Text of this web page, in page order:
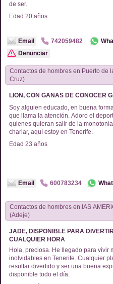
de ser.
Edad 20 años
Email 742059482
Denunciar
Contactos de hombres en Puerto de la Cruz
Cruz)
LION, CON GANAS DE CONOCER
Soy alguien educado, en buena
que llama la atención. Adoro el
quienes quieran salir de la
charlar, aquí estoy en Tenerife.
Edad 23 años
Email 600783234
Contactos de hombres en lAS
(Adeje)
JADE, DISPONIBLE PARA
CUALQUIER HORA
Hola, preciosa. He llegado para vivir
inolvidables en Tenerife. Cualquier
resultar divertido y ser una buena
disponible todo el día.